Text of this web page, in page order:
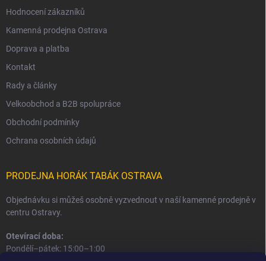
Hodnocení zákazníků
Kamenná prodejna Ostrava
Doprava a platba
Kontakt
Rady a články
Velkoobchod a B2B spolupráce
Obchodní podmínky
Ochrana osobních údajů
PRODEJNA HORÁK TABÁK OSTRAVA
Objednávku si můžeš osobně vyzvednout v naší kamenné prodejně v
centru Ostravy.
Otevírací doba:
Pondělí–pátek: 15:00–1:00